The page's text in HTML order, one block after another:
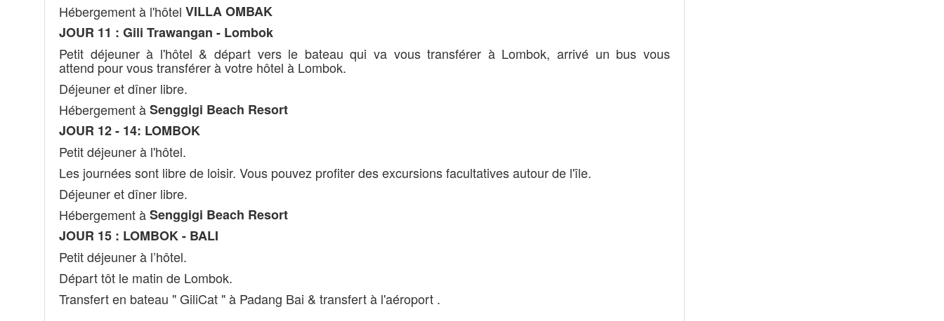
Hébergement à l'hôtel VILLA OMBAK
JOUR 11 : Gili Trawangan - Lombok
Petit déjeuner à l'hôtel & départ vers le bateau qui va vous transférer à Lombok, arrivé un bus vous
attend pour vous transférer à votre hôtel à Lombok.
Déjeuner et dîner libre.
Hébergement àSenggigi Beach Resort
JOUR 12 - 14: LOMBOK
Petit déjeuner à l'hôtel.
Les journées sont libre de loisir. Vous pouvez profiter des excursions facultatives autour de l'île.
Déjeuner et dîner libre.
Hébergement àSenggigi Beach Resort
JOUR 15 : LOMBOK - BALI
Petit déjeuner à l’hôtel.
Départ tôt le matin de Lombok.
Transfert en bateau " GiliCat " à Padang Bai & transfert à l'aéroport .